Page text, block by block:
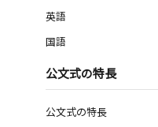
英語
国語
公文式の特長
公文式の特長